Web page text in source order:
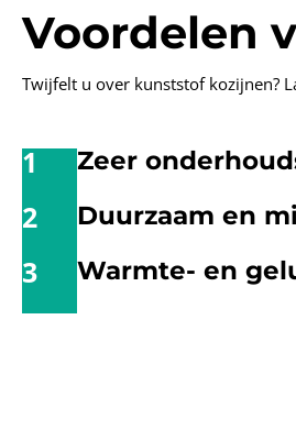
Voordelen
Twijfelt u over kunststof kozijnen?
1 Zeer
2 Duurzaam en
3 Warmte- en